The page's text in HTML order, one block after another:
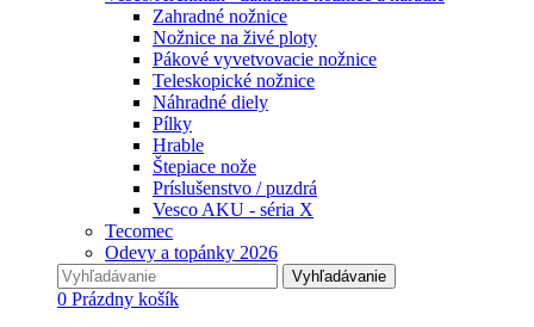
Zahradné nožnice
Nožnice na živé ploty
Pákové vyvetvovacie nožnice
Teleskopické nožnice
Náhradné diely
Pílky
Hrable
Štepiace nože
Príslušenstvo / puzdrá
Vesco AKU - séria X
Tecomec
Odevy a topánky 2026
Vyhľadávanie
0 Prázdny košík